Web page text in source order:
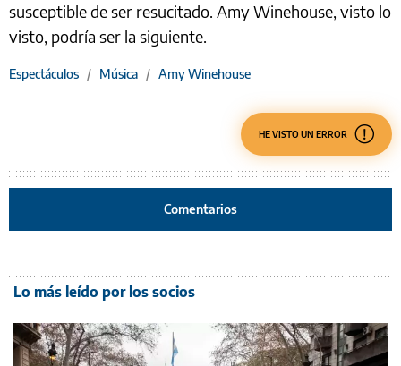
susceptible de ser resucitado. Amy Winehouse, visto lo
visto, podría ser la siguiente.
Espectáculos / Música / Amy Winehouse
HE VISTO UN ERROR
Comentarios
Lo más leído por los socios